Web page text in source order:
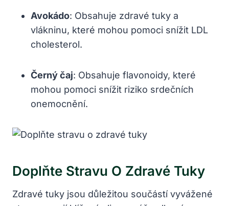
Avokádo: Obsahuje zdravé tuky a
vlákninu, které mohou pomoci snížit LDL
cholesterol.
Černý čaj: Obsahuje flavonoidy, které
mohou pomoci snížit riziko srdečních
onemocnění.
Doplňte Stravu O Zdravé Tuky
Zdravé tuky jsou důležitou součástí vyvážené